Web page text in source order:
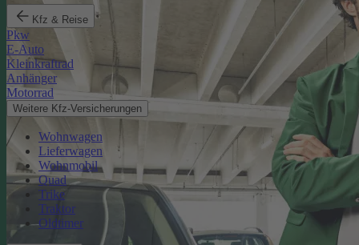
Kfz & Reise
Pkw
E-Auto
Kleinkraftrad
Anhänger
Motorrad
Weitere Kfz-Versicherungen
Wohnwagen
Lieferwagen
Wohnmobil
Quad
Trike
Traktor
Oldtimer